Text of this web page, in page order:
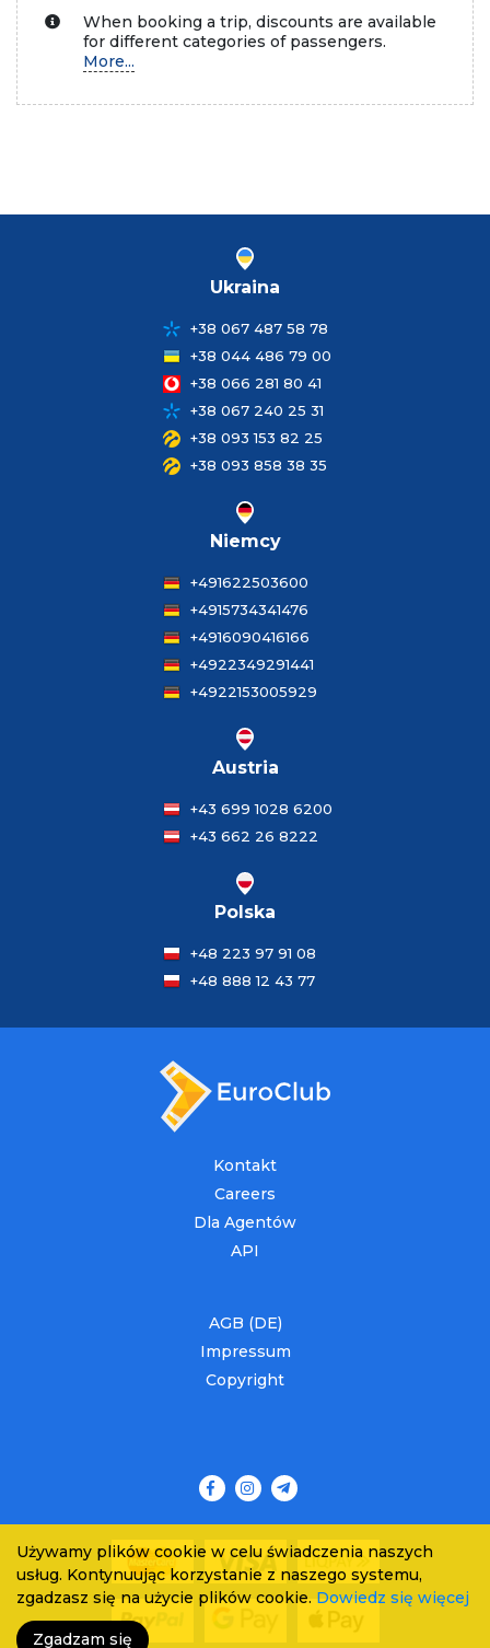
When booking a trip, discounts are available
for different categories of passengers.
More...
Ukraina
+38 067 487 58 78
+38 044 486 79 00
+38 066 281 80 41
+38 067 240 25 31
+38 093 153 82 25
+38 093 858 38 35
Niemcy
+491622503600
+4915734341476
+4916090416166
+4922349291441
+4922153005929
Austria
+43 699 1028 6200
+43 662 26 8222
Polska
+48 223 97 91 08
+48 888 12 43 77
Kontakt
Careers
Dla Agentów
API
AGB (DE)
Impressum
Copyright
Używamy plików cookie w celu świadczenia naszych
usług. Kontynuując korzystanie z naszego systemu,
zgadzasz się na użycie plików cookie. Dowiedz się więcej
Zgadzam się